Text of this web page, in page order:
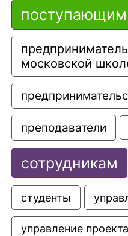
поступающим
московской
преподаватели
сотрудникам
студенты
управление